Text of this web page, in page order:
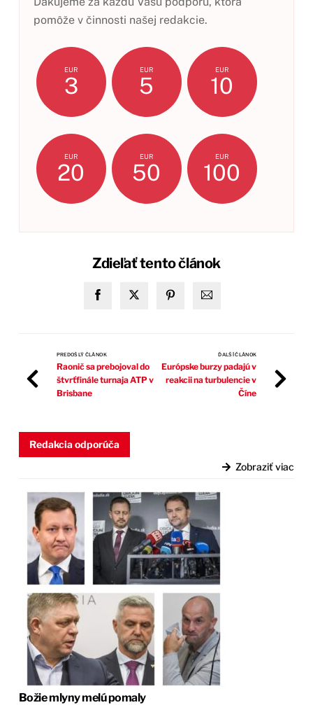
pomôže v činnosti našej redakcie.
EUR
3
EUR
5
EUR
10
EUR
20
EUR
50
EUR
100
Zdieľať tento článok
PREDOŠLÝ ČLÁNOK
Raonič sa prebojoval do
štvrťfinále turnaja ATP v
Brisbane
ĎALŠÍ ČLÁNOK
Európske burzy padajú v
reakcii na turbulencie v
Číne
Redakcia odporúča
Zobraziť viac
Božie mlyny melú pomaly